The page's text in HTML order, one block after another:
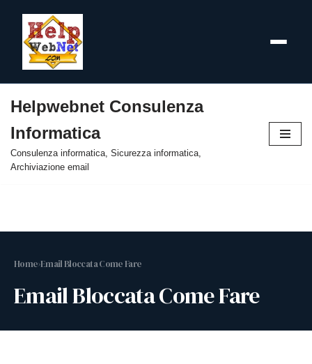
al
contenuto
Helpwebnet Consulenza
Informatica
Consulenza informatica, Sicurezza informatica,
Archiviazione email
Home›Email Bloccata Come Fare
Email Bloccata Come Fare